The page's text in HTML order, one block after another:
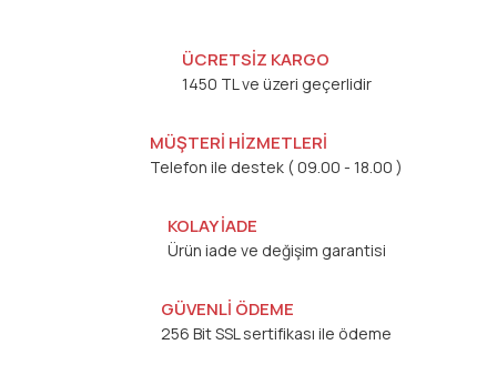
ÜCRETSİZ KARGO
1450 TL ve üzeri geçerlidir
MÜŞTERİ HİZMETLERİ
Telefon ile destek ( 09.00 - 18.00 )
KOLAY İADE
Ürün iade ve değişim garantisi
GÜVENLİ ÖDEME
256 Bit SSL sertifikası ile ödeme